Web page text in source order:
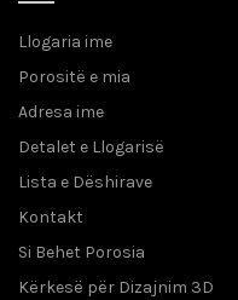
Llogaria ime
Porositë e mia
Adresa ime
Detalet e Llogarisë
Lista e Dëshirave
Kontakt
Si Behet Porosia
Kërkesë për Dizajnim 3D